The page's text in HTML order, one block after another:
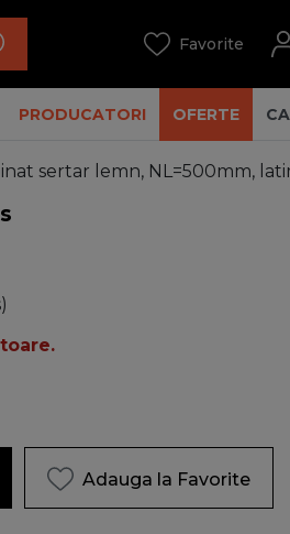
PRODUCATORI OFERTE
sertar lemn, NL=500mm,
Adauga la Favorite